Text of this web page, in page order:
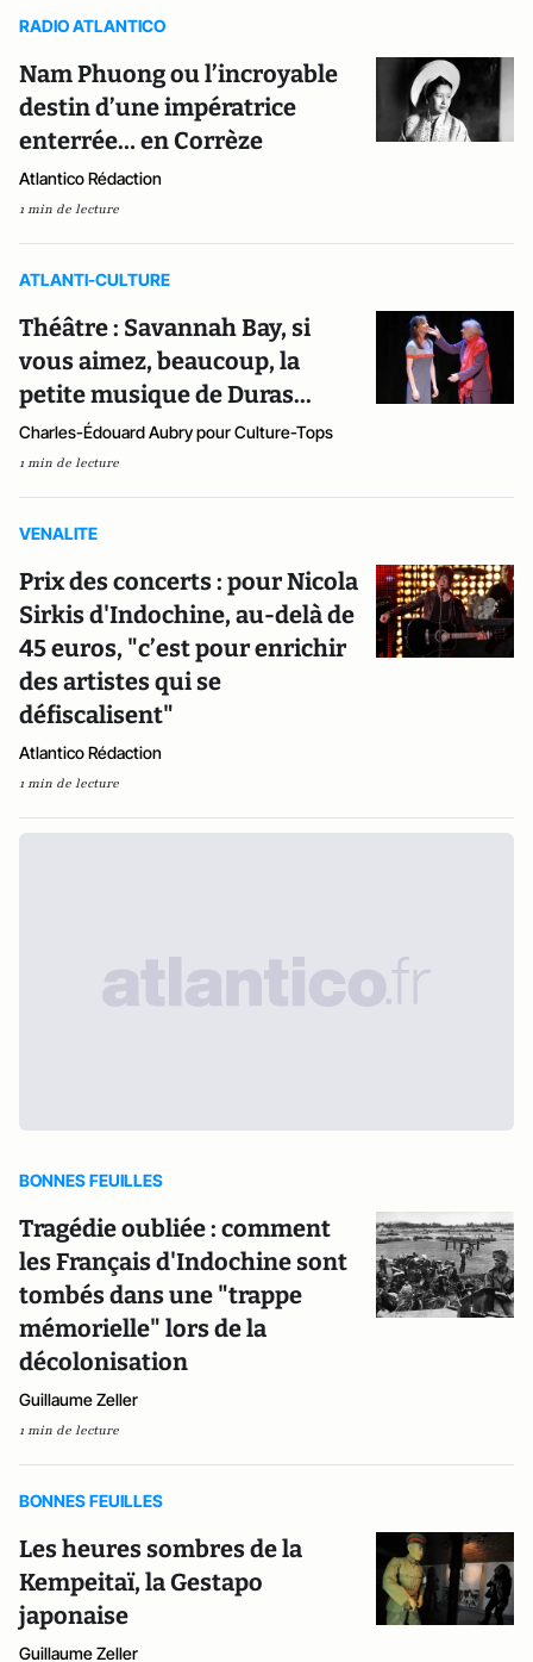
RADIO ATLANTICO
Nam Phuong ou l’incroyable
destin d’une impératrice
enterrée… en Corrèze
Atlantico Rédaction
1 min de lecture
ATLANTI-CULTURE
Théâtre : Savannah Bay, si
vous aimez, beaucoup, la
petite musique de Duras...
Charles-Édouard Aubry pour Culture-Tops
1 min de lecture
VENALITE
Prix des concerts : pour Nicola
Sirkis d'Indochine, au-delà de
45 euros, "c’est pour enrichir
des artistes qui se
défiscalisent"
Atlantico Rédaction
1 min de lecture
BONNES FEUILLES
Tragédie oubliée : comment
les Français d'Indochine sont
tombés dans une "trappe
mémorielle" lors de la
décolonisation
Guillaume Zeller
1 min de lecture
BONNES FEUILLES
Les heures sombres de la
Kempeitaï, la Gestapo
japonaise
Guillaume Zeller